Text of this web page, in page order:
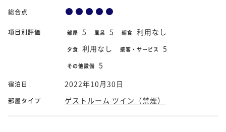
総合点
項目別評価 部屋 5 風呂 5 朝食 利用なし
夕食 利用なし 接客・サービス 5
その他設備 5
宿泊日 2022年10月30日
部屋タイプ ゲストルーム ツイン（禁煙）